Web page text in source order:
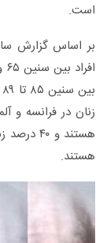
است.
بر اساس گزارش
هستند.